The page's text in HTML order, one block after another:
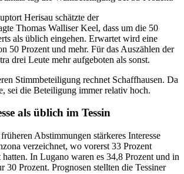
Herisau schätzte der
Thomas Walliser Keel, dass um die 50
als üblich eingehen. Erwartet wird eine
50 Prozent und mehr. Für das Auszählen der
drei Leute mehr aufgeboten als sonst.
Stimmbeteiligung rechnet Schaffhausen. Da
sei die Beteiligung immer relativ hoch.
als üblich im Tessin
Abstimmungen stärkeres Interesse
verzeichnet, wo vorerst 33 Prozent
In Lugano waren es 34,8 Prozent und in
30 Prozent. Prognosen stellten die Tessiner